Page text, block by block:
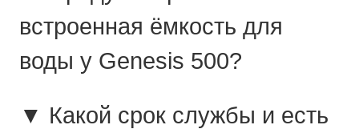
встроенная ёмкость для
воды у Genesis 500?
▼ Какой срок службы и есть